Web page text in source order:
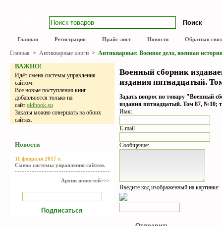
Главная Регистрация Прайс-лист Новости Обратная
Главная > Антикварные книги > Антикварные: Военное дело, военная
ВАЖНО!
Идёт смена системы управления
сайтом.
Все новые поступления книг
добавляются только на
сайт oldbook.su
Заказы можно совершать на обоих
сайтах.
Новости
11 февраля 2017 г.
Смена системы управления сайтом.
Архив новостей>>>
Военный сборник
издания пятнадцатый.
Задать вопрос по товару "Военный
издания пятнадцатый. Том 87, №10;
Имя:
E-mail
Сообщение:
Введите код изображенный на картинке: